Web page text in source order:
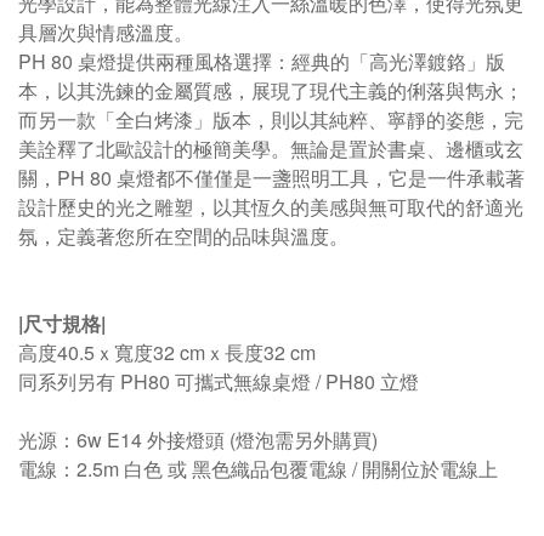
具層次與情感溫度。
PH 80 桌燈提供兩種風格選擇：經典的「高光澤鍍鉻」版
本，以其洗鍊的金屬質感，展現了現代主義的俐落與雋永；
而另一款「全白烤漆」版本，則以其純粹、寧靜的姿態，完
美詮釋了北歐設計的極簡美學。無論是置於書桌、邊櫃或玄
關， PH 80 桌燈都不僅僅是一盞照明工具，它是一件承載著
設計歷史的光之雕塑，以其恆久的美感與無可取代的舒適光
氛，定義著您所在空間的品味與溫度。
|尺寸規格|
高度40.5ｘ寬度32 cmｘ長度32 cm
同系列另有 PH80 可攜式無線桌燈 / PH80 立燈
光源：6w E14 外接燈頭 (燈泡需另外購買)
電線：2.5m 白色 或 黑色織品包覆電線 / 開關位於電線上